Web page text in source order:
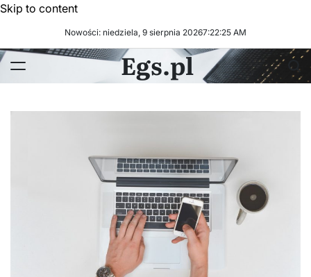
Skip to content
Nowości: niedziela, 9 sierpnia 20267:22:26 AM
Egs.pl